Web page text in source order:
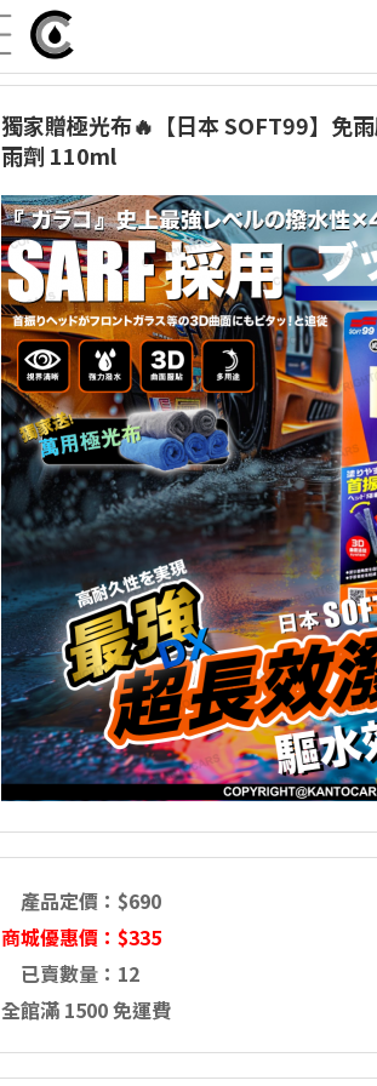
獨家贈極光布🔥【日本 SOFT99】免
雨劑 110ml
產品定價：$690
商城優惠價：$335
已賣數量：12
全館滿 1500 免運費